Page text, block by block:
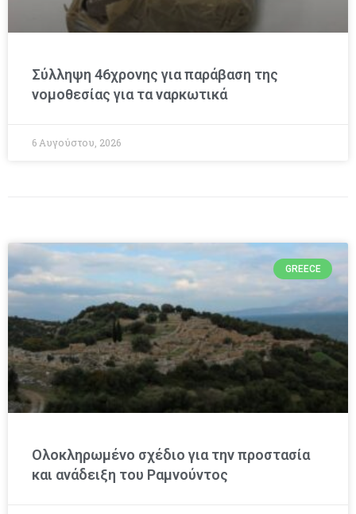
Σύλληψη 46χρονης για παράβαση της
νομοθεσίας για τα ναρκωτικά
6 Αυγούστου, 2026
GREECE
Ολοκληρωμένο σχέδιο για την προστασία
και ανάδειξη του Ραμνούντος